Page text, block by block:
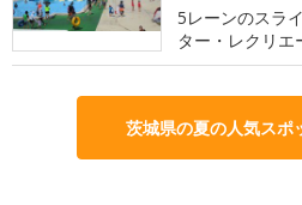
5レーンのスラ
ター・レクリエ
茨城県の夏の人気スポ